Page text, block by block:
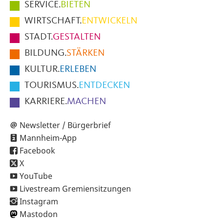
Hauptmenüpunkte
im
Fußbereich
der
Seite
SERVICE.BIETEN
WIRTSCHAFT.ENTWICKELN
STADT.GESTALTEN
BILDUNG.STÄRKEN
KULTUR.ERLEBEN
TOURISMUS.ENTDECKEN
KARRIERE.MACHEN
Newsletter / Bürgerbrief
Mannheim-App
Facebook
X
YouTube
Livestream Gremiensitzungen
Instagram
Mastodon